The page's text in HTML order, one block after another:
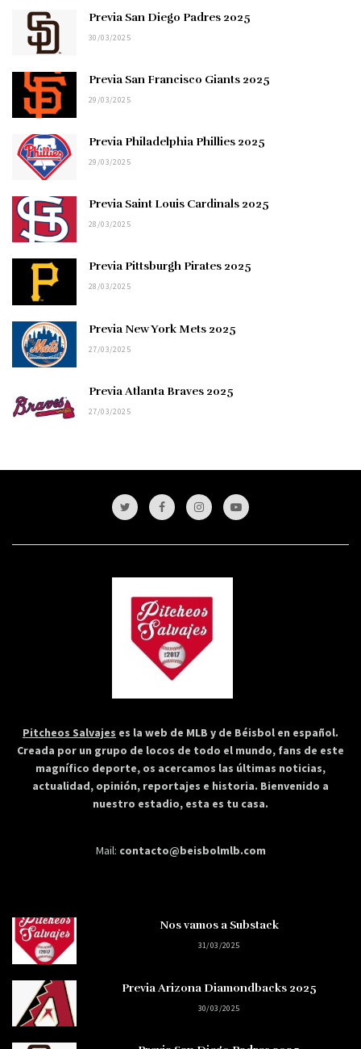
Previa San Diego Padres 2025
30/03/2025
Previa San Francisco Giants 2025
29/03/2025
Previa Philadelphia Phillies 2025
29/03/2025
Previa Saint Louis Cardinals 2025
28/03/2025
Previa Pittsburgh Pirates 2025
28/03/2025
Previa New York Mets 2025
27/03/2025
Previa Atlanta Braves 2025
27/03/2025
Pitcheos Salvajes es la web de MLB y de Béisbol en español.
Creada por un grupo de locos de todo el mundo, fans de este
magnífico deporte, os acercamos las últimas noticias,
actualidad, opinión, reportajes e historia. Bienvenido a
nuestro estadio, esta es tu casa.
Mail: contacto@beisbolmlb.com
Nos vamos a Substack
31/03/2025
Previa Arizona Diamondbacks 2025
30/03/2025